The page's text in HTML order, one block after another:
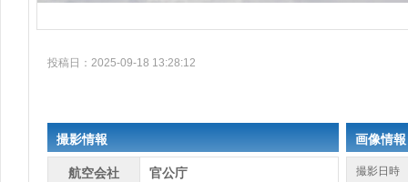
投稿日：2025-09-18 13:28:12
撮影情報
航空会社 官公庁
画像情報
撮影日時